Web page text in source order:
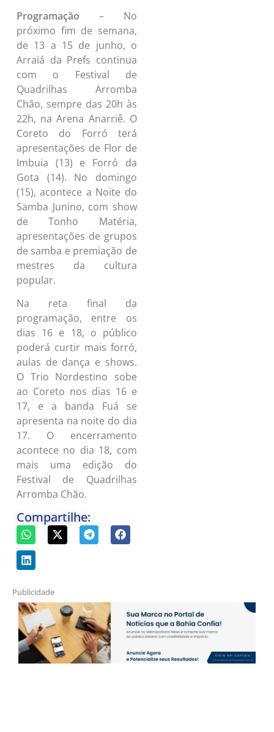
Programação – No
próximo fim de semana,
de 13 a 15 de junho, o
Arraiá da Prefs continua
com o Festival de
Quadrilhas Arromba
Chão, sempre das 20h às
22h, na Arena Anarriê. O
Coreto do Forró terá
apresentações de Flor de
Imbuia (13) e Forró da
Gota (14). No domingo
(15), acontece a Noite do
Samba Junino, com show
de Tonho Matéria,
apresentações de grupos
de samba e premiação de
mestres da cultura
popular.
Na reta final da
programação, entre os
dias 16 e 18, o público
poderá curtir mais forró,
aulas de dança e shows.
O Trio Nordestino sobe
ao Coreto nos dias 16 e
17, e a banda Fuá se
apresenta na noite do dia
17. O encerramento
acontece no dia 18, com
mais uma edição do
Festival de Quadrilhas
Arromba Chão.
Compartilhe:
Publicidade